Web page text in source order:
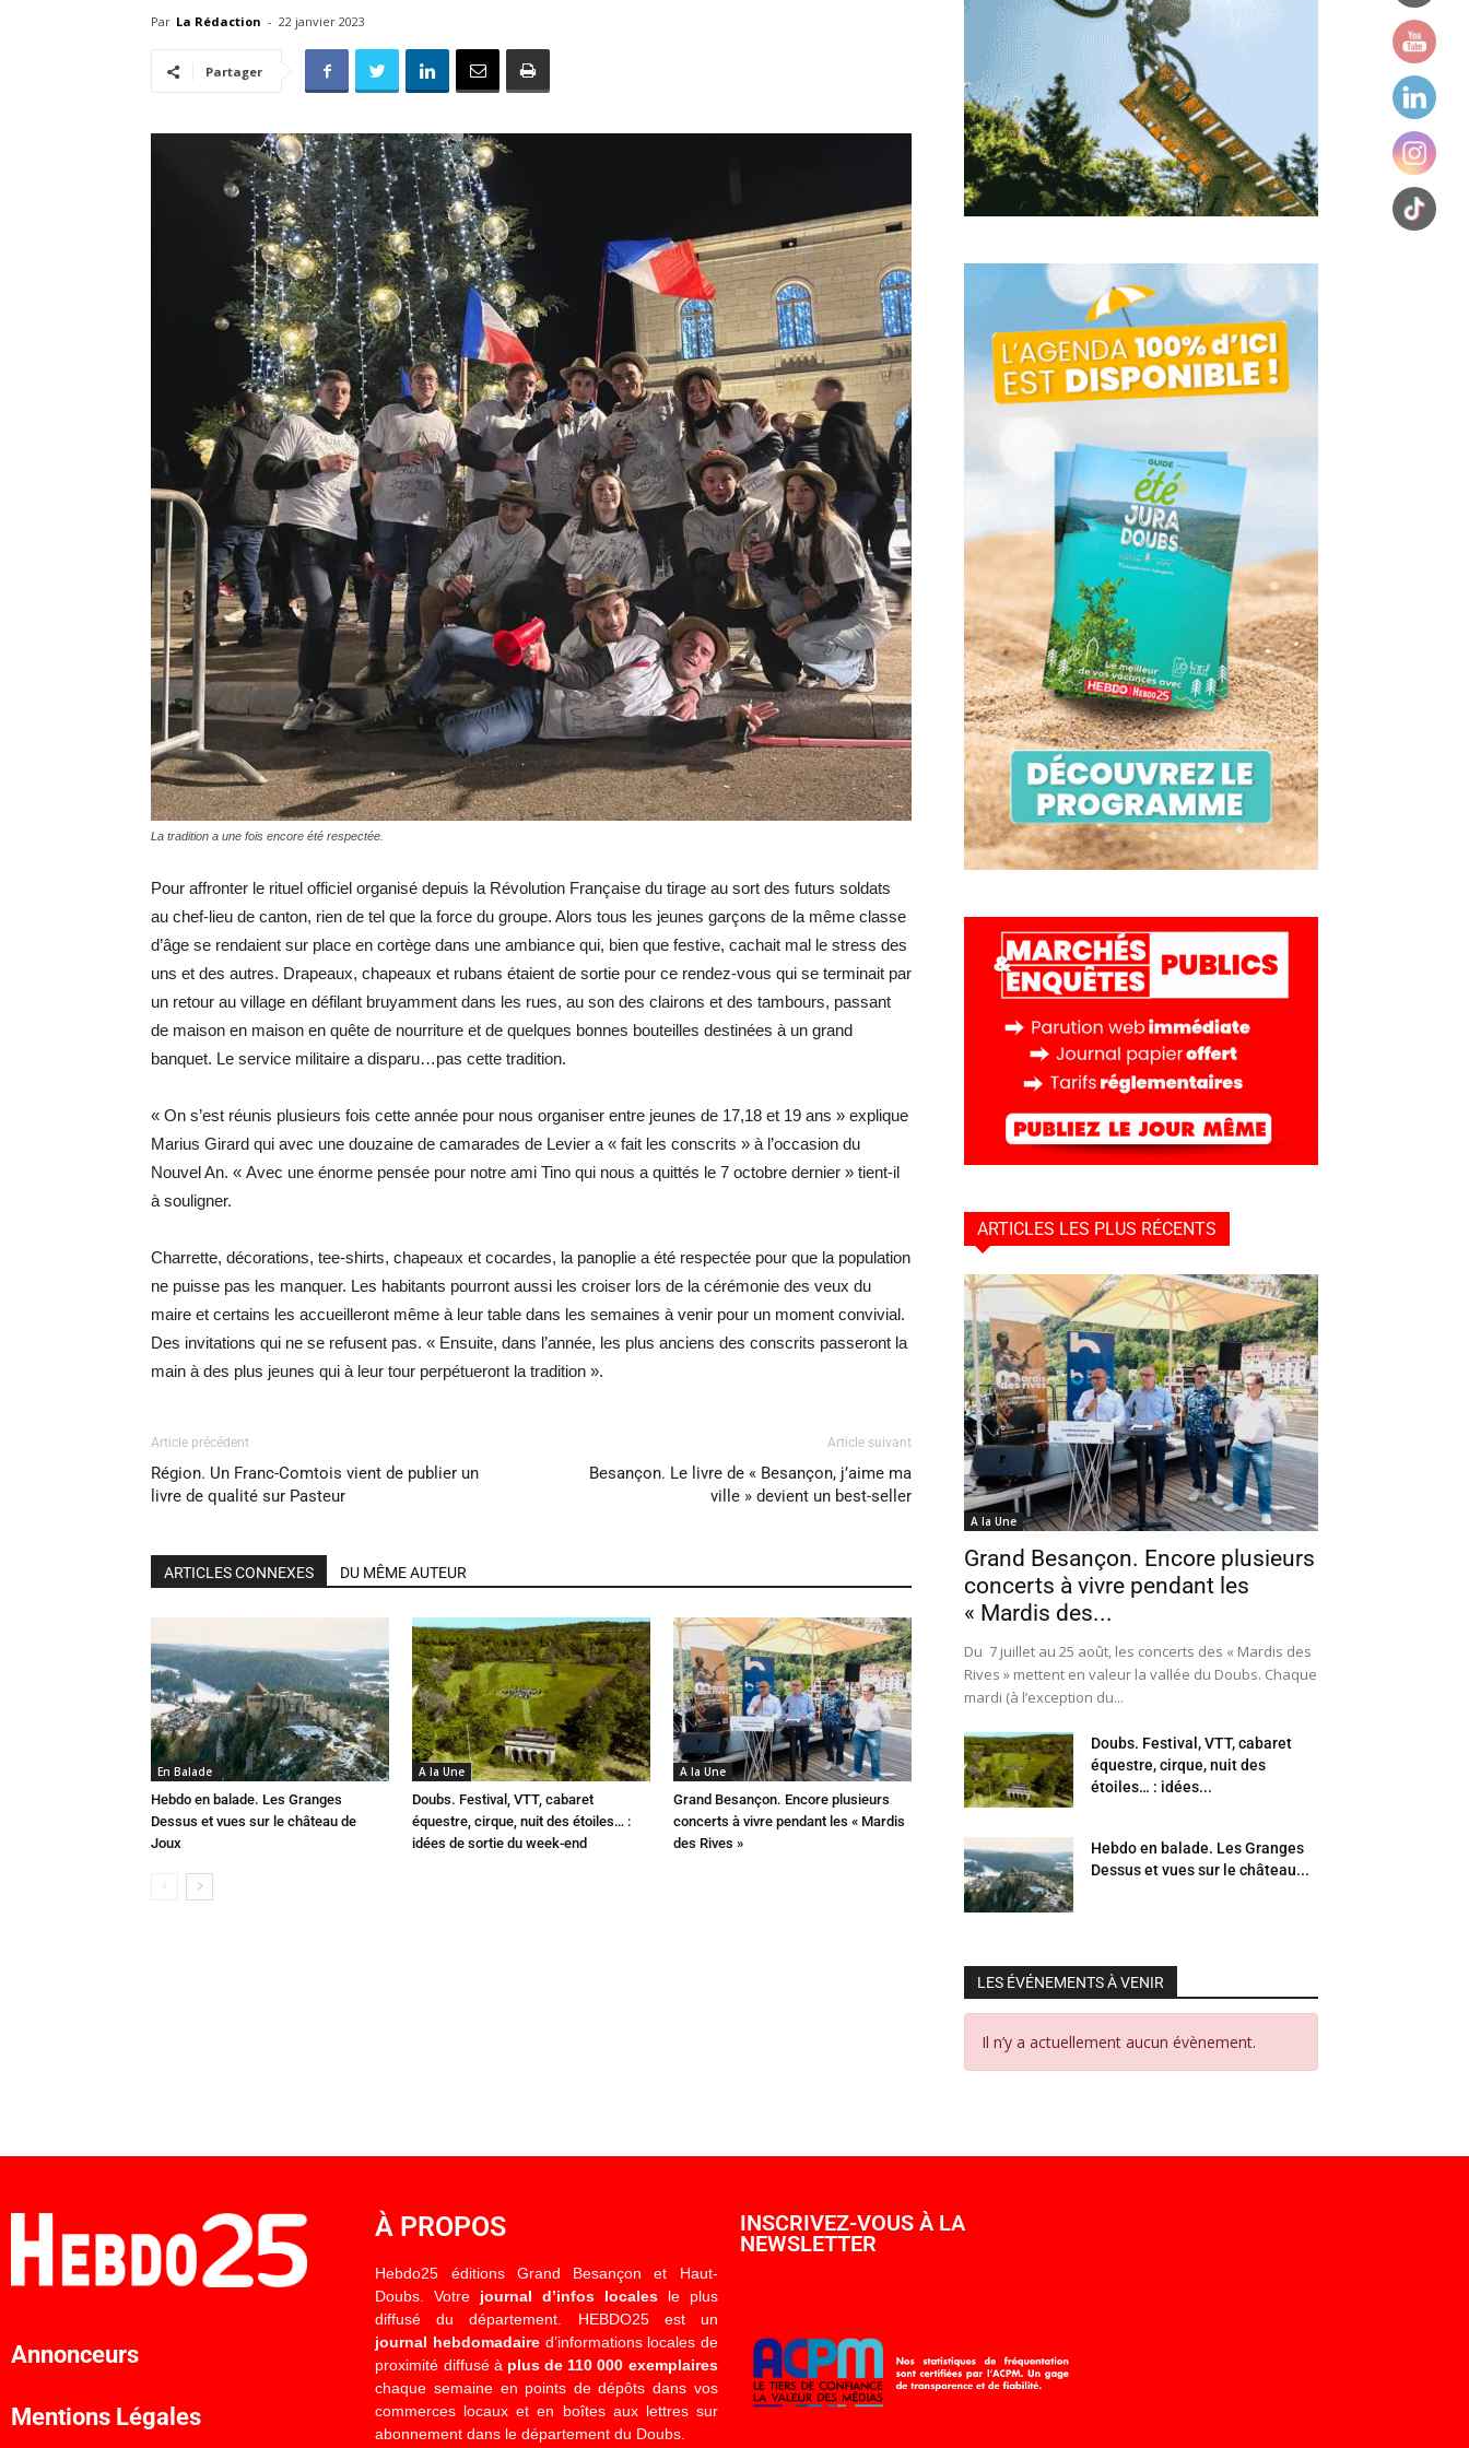
locale
–
Hebdo25
Par La Rédaction - 22 janvier 2023
Partager
La tradition a une fois encore été respectée.
Pour affronter le rituel officiel organisé depuis la Révolution Française du tirage au sort des futurs soldats
au chef-lieu de canton, rien de tel que la force du groupe. Alors tous les jeunes garçons de la même classe
d’âge se rendaient sur place en cortège dans une ambiance qui, bien que festive, cachait mal le stress des
uns et des autres. Drapeaux, chapeaux et rubans étaient de sortie pour ce rendez-vous qui se terminait par
un retour au village en défilant bruyamment dans les rues, au son des clairons et des tambours, passant
de maison en maison en quête de nourriture et de quelques bonnes bouteilles destinées à un grand
banquet. Le service militaire a disparu…pas cette tradition.
« On s’est réunis plusieurs fois cette année pour nous organiser entre jeunes de 17,18 et 19 ans » explique
Marius Girard qui avec une douzaine de camarades de Levier a « fait les conscrits » à l’occasion du
Nouvel An. « Avec une énorme pensée pour notre ami Tino qui nous a quittés le 7 octobre dernier » tient-il
à souligner.
Charrette, décorations, tee-shirts, chapeaux et cocardes, la panoplie a été respectée pour que la population
ne puisse pas les manquer. Les habitants pourront aussi les croiser lors de la cérémonie des veux du
maire et certains les accueilleront même à leur table dans les semaines à venir pour un moment convivial.
Des invitations qui ne se refusent pas. « Ensuite, dans l’année, les plus anciens des conscrits passeront la
main à des plus jeunes qui à leur tour perpétueront la tradition ».
Article précédent
Région. Un Franc-Comtois vient de publier un
livre de qualité sur Pasteur
Article suivant
Besançon. Le livre de « Besançon, j’aime ma
ville » devient un best-seller
ARTICLES CONNEXES DU MÊME AUTEUR
En Balade
Hebdo en balade. Les Granges
Dessus et vues sur le château de
Joux
A la Une
Doubs. Festival, VTT, cabaret
équestre, cirque, nuit des étoiles… :
idées de sortie du week-end
A la Une
Grand Besançon. Encore plusieurs
concerts à vivre pendant les « Mardis
des Rives »
ARTICLES LES PLUS RÉCENTS
A la Une
Grand Besançon. Encore plusieurs
concerts à vivre pendant les
« Mardis des...
Du 7 juillet au 25 août, les concerts des « Mardis des
Rives » mettent en valeur la vallée du Doubs. Chaque
mardi (à l’exception du...
Doubs. Festival, VTT, cabaret
équestre, cirque, nuit des
étoiles… : idées...
Hebdo en balade. Les Granges
Dessus et vues sur le château...
LES ÉVÉNEMENTS À VENIR
Il n’y a actuellement aucun évènement.
Annonceurs
Mentions Légales
À PROPOS
Hebdo25 éditions Grand Besançon et Haut-
Doubs. Votre journal d’infos localesle plus
diffusé du département. HEBDO25 est un
journal hebdomadaired’informations locales de
proximité diffusé à plus de 110 000 exemplaires
chaque semaine en points de dépôts dans vos
commerces locaux et en boîtes aux lettres sur
abonnement dans le département du Doubs.
INSCRIVEZ-VOUS À LA
NEWSLETTER